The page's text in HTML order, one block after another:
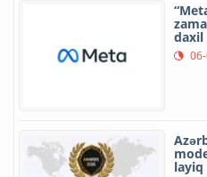
daxil